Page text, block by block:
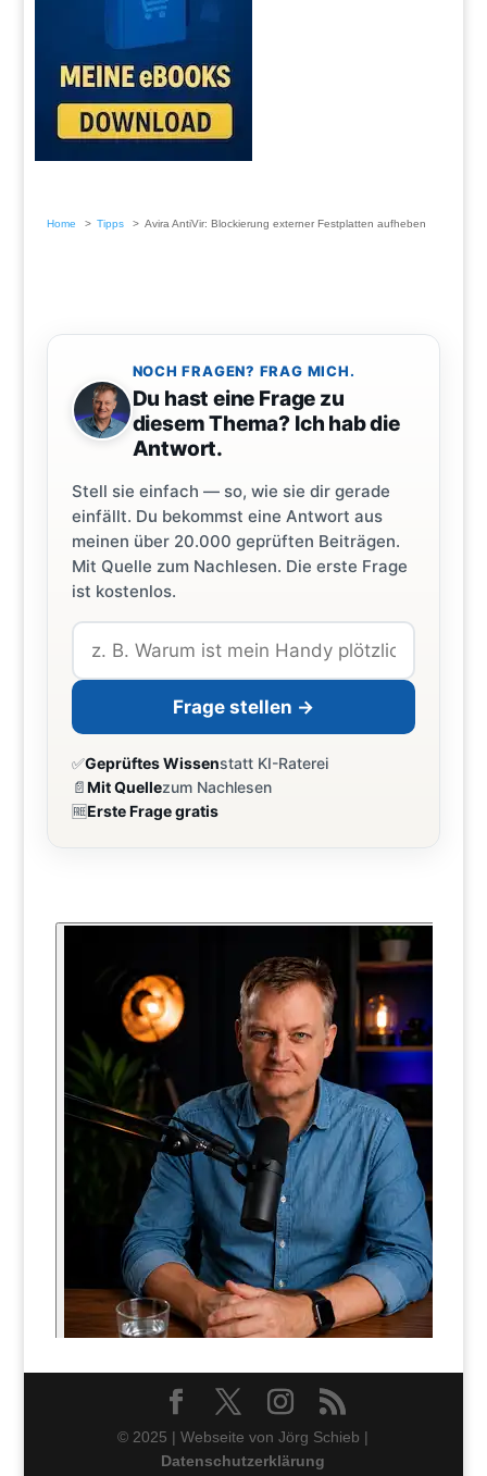
Home Tipps Avira AntiVir: Blockierung externer Festplatten aufheben
NOCH FRAGEN? FRAG MICH.
Du hast eine Frage zu
diesem Thema? Ich hab die
Antwort.
Stell sie einfach — so, wie sie dir gerade
einfällt. Du bekommst eine Antwort aus
meinen über 20.000 geprüften Beiträgen.
Mit Quelle zum Nachlesen. Die erste Frage
ist kostenlos.
Frage stellen →
✅Geprüftes Wissenstatt KI-Raterei
📄Mit Quellezum Nachlesen
🆓Erste Frage gratis
© 2025 | Webseite von Jörg Schieb |
Datenschutzerklärung